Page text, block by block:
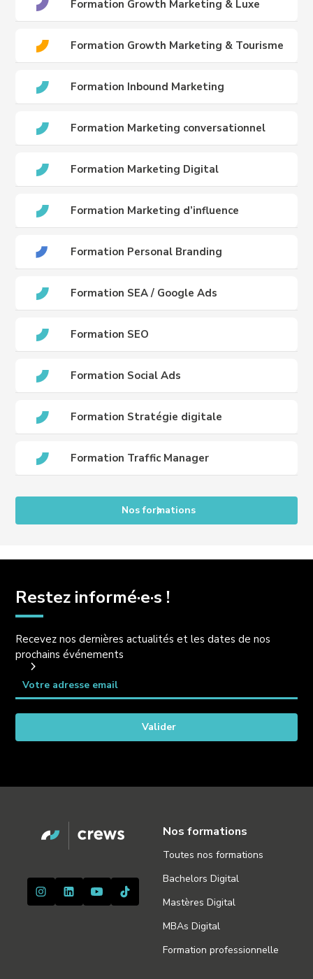
Formation Growth Marketing & Luxe
Formation Growth Marketing & Tourisme
Formation Inbound Marketing
Formation Marketing conversationnel
Formation Marketing Digital
Formation Marketing d’influence
Formation Personal Branding
Formation SEA / Google Ads
Formation SEO
Formation Social Ads
Formation Stratégie digitale
Formation Traffic Manager
Nos formations
Restez informé·e·s !
Recevez nos dernières actualités et les dates de nos
prochains événements
Nos formations
Toutes nos formations
Bachelors Digital
Mastères Digital
MBAs Digital
Formation professionnelle